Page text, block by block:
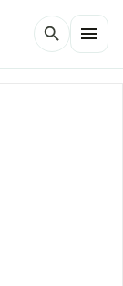
search menu